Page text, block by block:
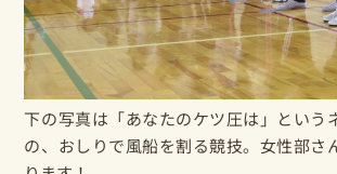
下の写真は「あなたのケツ圧は」という
の、おしりで風船を割る競技。女性部さ